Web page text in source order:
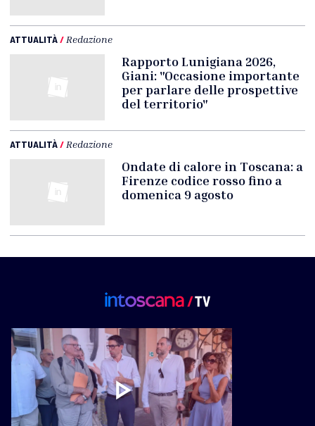
ATTUALITÀ/ Redazione
Rapporto Lunigiana 2026,
Giani: "Occasione importante
per parlare delle prospettive
del territorio"
ATTUALITÀ/ Redazione
Ondate di calore in Toscana: a
Firenze codice rosso fino a
domenica 9 agosto